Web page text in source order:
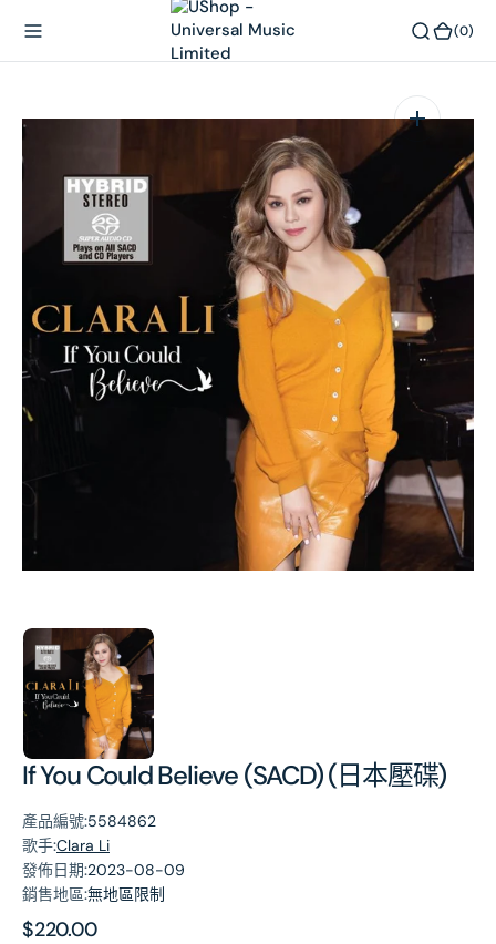
(0)
If You Could Believe (SACD) (日本壓碟)
產品編號:5584862
歌手:Clara Li
發佈日期:2023-08-09
銷售地區:無地區限制
原
$220.00
簿
中
開
啟
第
1
張